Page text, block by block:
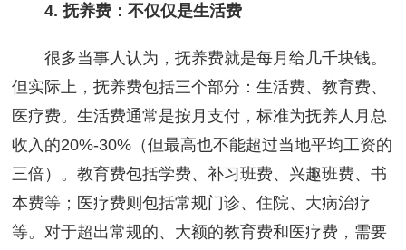
4. 抚养费：不仅仅是生活费
很多当事人认为，抚养费就是每月给几千块钱。
但实际上，抚养费包括三个部分：生活费、教育费、
医疗费。生活费通常是按月支付，标准为抚养人月总
收入的20%-30%（但最高也不能超过当地平均工资的
三倍）。教育费包括学费、补习班费、兴趣班费、书
本费等；医疗费则包括常规门诊、住院、大病治疗
等。对于超出常规的、大额的教育费和医疗费，需要